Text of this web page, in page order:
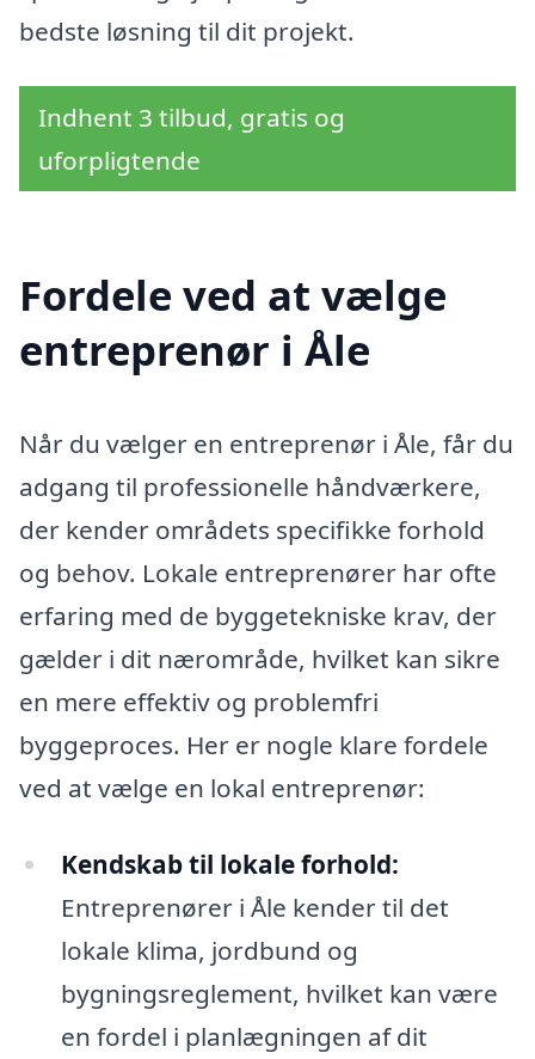
bedste løsning til dit projekt.
Indhent 3 tilbud, gratis og
uforpligtende
Fordele ved at vælge
entreprenør i Åle
Når du vælger en entreprenør i Åle, får du
adgang til professionelle håndværkere,
der kender områdets specifikke forhold
og behov. Lokale entreprenører har ofte
erfaring med de byggetekniske krav, der
gælder i dit nærområde, hvilket kan sikre
en mere effektiv og problemfri
byggeproces. Her er nogle klare fordele
ved at vælge en lokal entreprenør:
Kendskab til lokale forhold:
Entreprenører i Åle kender til det
lokale klima, jordbund og
bygningsreglement, hvilket kan være
en fordel i planlægningen af dit